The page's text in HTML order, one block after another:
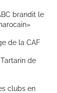
brandit le
de la CAF
de
clubs en